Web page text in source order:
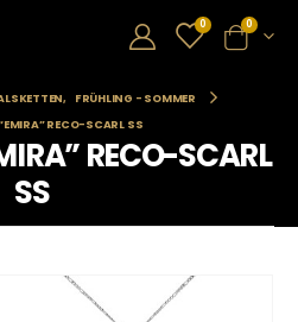
0 0
,
FRÜHLING - SOMMER
RECO-SCARL SS
RECO-SCARL
SS